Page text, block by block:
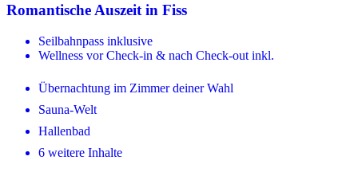
Romantische Auszeit in Fiss
Seilbahnpass inklusive
Wellness vor Check-in & nach Check-out inkl.
Übernachtung im Zimmer deiner Wahl
Sauna-Welt
Hallenbad
6 weitere Inhalte